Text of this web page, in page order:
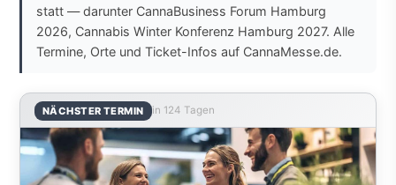
statt — darunter CannaBusiness Forum Hamburg
2026, Cannabis Winter Konferenz Hamburg 2027. Alle
Termine, Orte und Ticket-Infos auf CannaMesse.de.
NÄCHSTER TERMIN in 124 Tagen